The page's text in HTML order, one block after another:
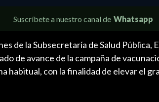
Suscríbete a nuestro canal de Whatsapp
de la Subsecretaría de Salud Pública,
de avance de la campaña de
habitual, con la finalidad de elevar el